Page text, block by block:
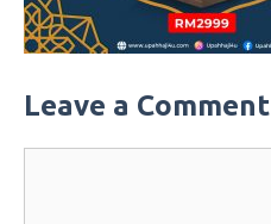
Leave a Comment